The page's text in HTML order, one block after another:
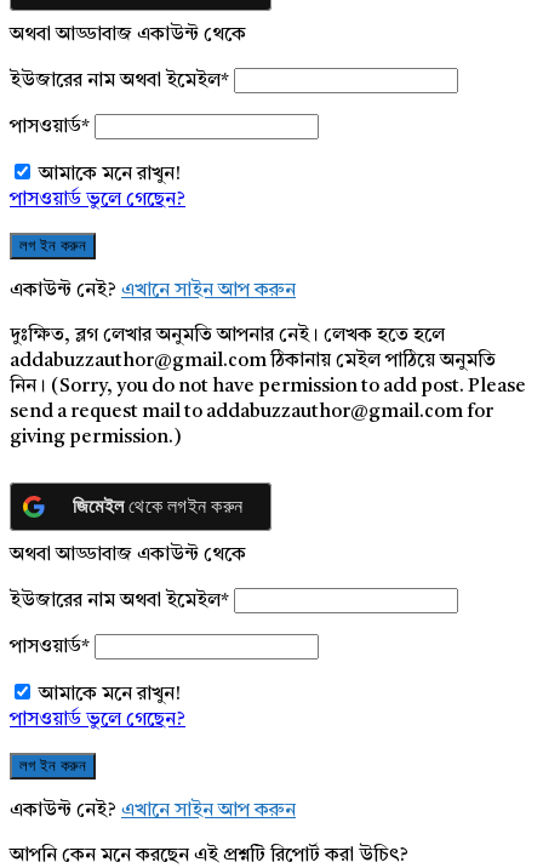
অথবা আড্ডাবাজ একাউন্ট থেকে
ইউজারের নাম অথবা ইমেইল*
পাসওয়ার্ড*
আমাকে মনে রাখুন!
পাসওয়ার্ড ভুলে গেছেন?
একাউন্ট নেই? এখানে সাইন আপ করুন
দুঃক্ষিত, ব্লগ লেখার অনুমতি আপনার নেই। লেখক হতে হলে
addabuzzauthor@gmail.com ঠিকানায় মেইল পাঠিয়ে অনুমতি
নিন। (Sorry, you do not have permission to add post. Please
send a request mail to addabuzzauthor@gmail.com for
giving permission.)
জিমেইলথেকে লগইন করুন
অথবা আড্ডাবাজ একাউন্ট থেকে
ইউজারের নাম অথবা ইমেইল*
পাসওয়ার্ড*
আমাকে মনে রাখুন!
পাসওয়ার্ড ভুলে গেছেন?
একাউন্ট নেই? এখানে সাইন আপ করুন
আপনি কেন মনে করছেন এই প্রশ্নটি রিপোর্ট করা উচিৎ?